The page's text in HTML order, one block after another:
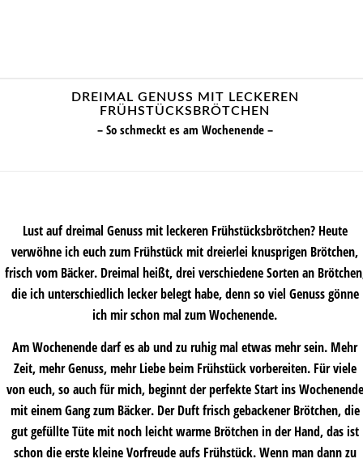
DREIMAL GENUSS MIT LECKEREN
FRÜHSTÜCKSBRÖTCHEN
– So schmeckt es am Wochenende –
Lust auf dreimal Genuss mit leckeren Frühstücksbrötchen? Heute
verwöhne ich euch zum Frühstück mit dreierlei knusprigen Brötchen,
frisch vom Bäcker. Dreimal heißt, drei verschiedene Sorten an
die ich unterschiedlich lecker belegt habe, denn so viel Genuss gönne
ich mir schon mal zum Wochenende.
Am Wochenende darf es ab und zu ruhig mal etwas mehr sein. Mehr
Zeit, mehr Genuss, mehr Liebe beim Frühstück vorbereiten. Für viele
von euch, so auch für mich, beginnt der perfekte Start ins Wochenende
mit einem Gang zum Bäcker. Der Duft frisch gebackener Brötchen, die
gut gefüllte Tüte mit noch leicht warme Brötchen in der Hand, das ist
schon die erste kleine Vorfreude aufs Frühstück. Wenn man dann zu